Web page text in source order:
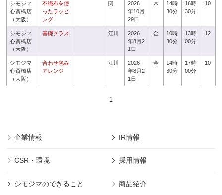
シモジマ
心斎橋店
（大阪）
不織布を使
ったラッピ
ング
関
2026
年10月
29日
木
14時
30分
16時
30分
10
シモジマ
心斎橋店
（大阪）
基礎クラス 江川
2026
年8月2
1日
金
10時
30分
13時
00分
12
シモジマ
心斎橋店
（大阪）
合わせ包み
アレンジ
江川
2026
年8月2
1日
金
14時
30分
17時
00分
10
1
企業情報 IR情報
CSR・環境 採用情報
シモジマのできること 商品紹介